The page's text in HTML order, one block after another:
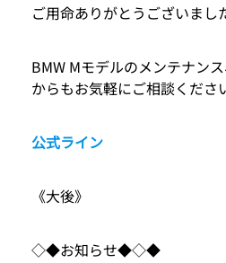
ご用命ありがとうございまし
BMW Mモデルのメンテナン
からもお気軽にご相談くださ
公式ライン
《大後》
◇◆お知らせ◆◇◆